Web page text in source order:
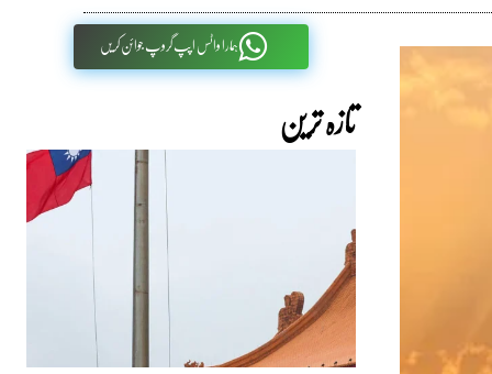
ہمارا واٹس اپپ گروپ جوائن کریں
تازہ ترین